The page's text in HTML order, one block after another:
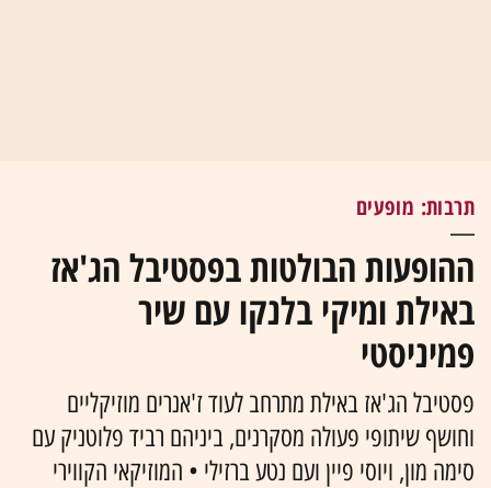
תרבות: מופעים
ההופעות הבולטות בפסטיבל הג'אז
באילת ומיקי בלנקו עם שיר
פמיניסטי
פסטיבל הג'אז באילת מתרחב לעוד ז'אנרים מוזיקליים
וחושף שיתופי פעולה מסקרנים, ביניהם רביד פלוטניק עם
סימה מון, ויוסי פיין ועם נטע ברזילי • המוזיקאי הקווירי